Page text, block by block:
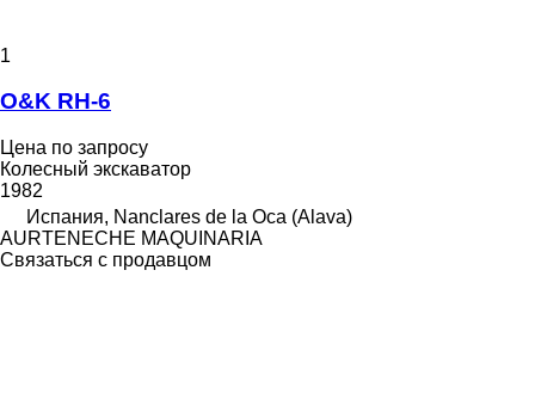
1
O&K RH-6
Цена по запросу
Колесный экскаватор
1982
Испания, Nanclares de la Oca (Alava)
AURTENECHE MAQUINARIA
Связаться с продавцом